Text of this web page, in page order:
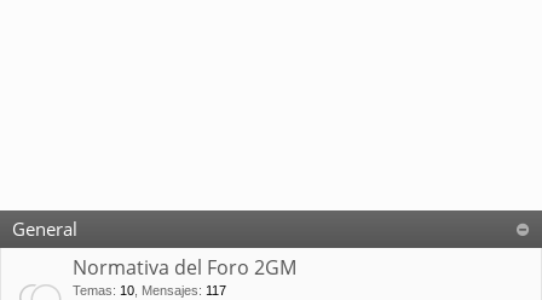
General
Normativa del Foro 2GM
Temas: 10 Mensajes: 117